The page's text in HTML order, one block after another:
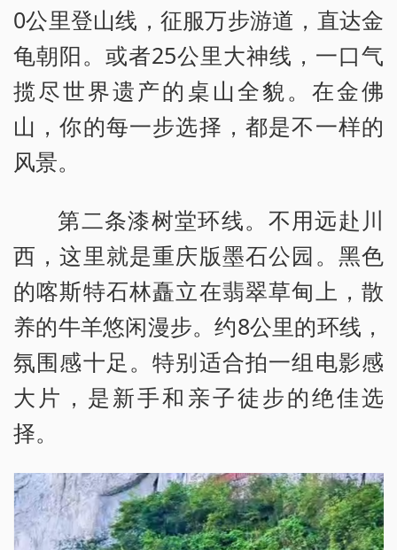
0公里登山线，征服万步游道，直达金
龟朝阳。或者25公里大神线，一口气
揽尽世界遗产的桌山全貌。在金佛
山，你的每一步选择，都是不一样的
风景。
第二条漆树堂环线。不用远赴川
西，这里就是重庆版墨石公园。黑色
的喀斯特石林矗立在翡翠草甸上，散
养的牛羊悠闲漫步。约8公里的环线，
氛围感十足。特别适合拍一组电影感
大片，是新手和亲子徒步的绝佳选
择。